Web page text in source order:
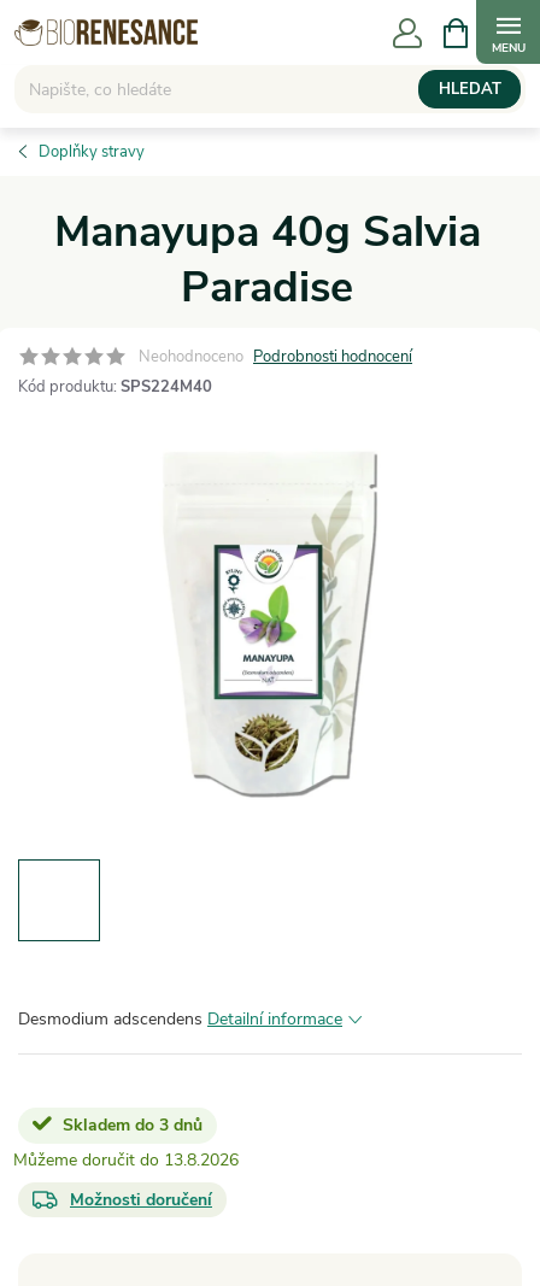
Přejít
na
HLEDAT
NÁKUPNÍ
KOŠÍK
Doplňky stravy
Manayupa 40g Salvia
Paradise
Neohodnoceno Podrobnosti hodnocení
Kód produktu: SPS224M40
Desmodium adscendens Detailní informace
Skladem do 3 dnů
13.8.2026
Možnosti doručení